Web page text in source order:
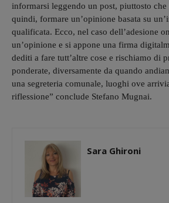
informarsi leggendo un post, piuttosto
quindi, formare un’opinione basata su
qualificata. Ecco, nel caso dell’adesione
un’opinione e si appone una firma
dediti a fare tutt’altre cose e rischiamo di
ponderate, diversamente da quando
una segreteria comunale, luoghi ove
riflessione” conclude Stefano Mugnai.
Sara Ghironi